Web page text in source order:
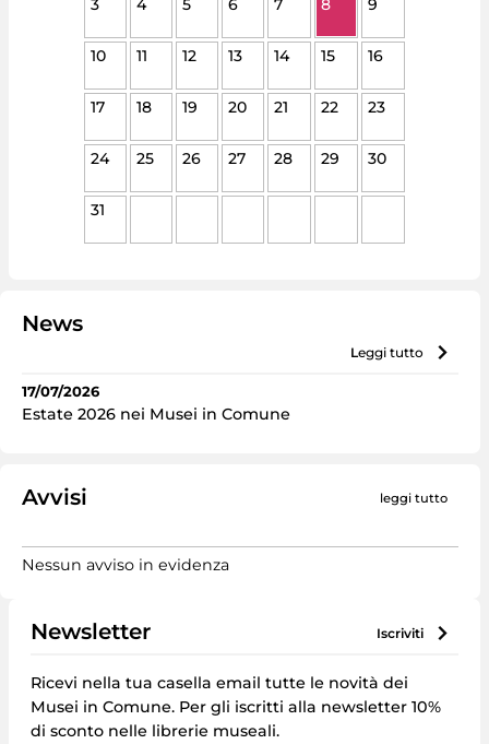
3 4 5 6 7 8 9
10 11 12 13 14 15 16
17 18 19 20 21 22 23
24 25 26 27 28 29 30
31
News
leggi tutto
17/07/2026
Estate 2026 nei Musei in Comune
Avvisi leggi tutto
Nessun avviso in evidenza
Newsletter iscriviti
Ricevi nella tua casella email tutte le novità dei
Musei in Comune. Per gli iscritti alla newsletter 10%
di sconto nelle librerie museali.